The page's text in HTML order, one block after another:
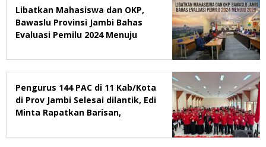
Libatkan Mahasiswa dan OKP,
Bawaslu Provinsi Jambi Bahas
Evaluasi Pemilu 2024 Menuju
Pengurus 144 PAC di 11 Kab/Kota
di Prov Jambi Selesai dilantik, Edi
Minta Rapatkan Barisan,